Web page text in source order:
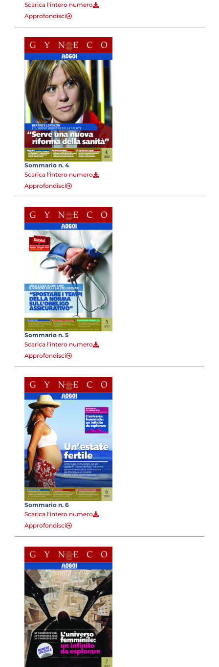
Scarica l'intero numero
Approfondisci
Sommario n. 4
Scarica l'intero numero
Approfondisci
Sommario n. 5
Scarica l'intero numero
Approfondisci
Sommario n. 6
Scarica l'intero numero
Approfondisci